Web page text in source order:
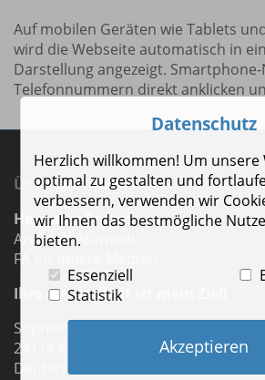
Auf mobilen Geräten wie Tablets
wird die Webseite automatisch in
Darstellung angezeigt.
Telefonnummern direkt anklicken
ÜBER DIE PRAXIS
Hausarzt-Praxis
Arafat Al Atawneh
FA für Innere Medizin
Ihre Gesundheit ist mein Ziel!
Sophienblatt 64 a
24114 Kiel
Deutschland
Datenschutz
Herzlich willkommen! Um unsere
optimal zu gestalten und
verbessern, verwenden wir
wir Ihnen das bestmögliche
bieten.
Essenziell
Statistik
Akzeptieren